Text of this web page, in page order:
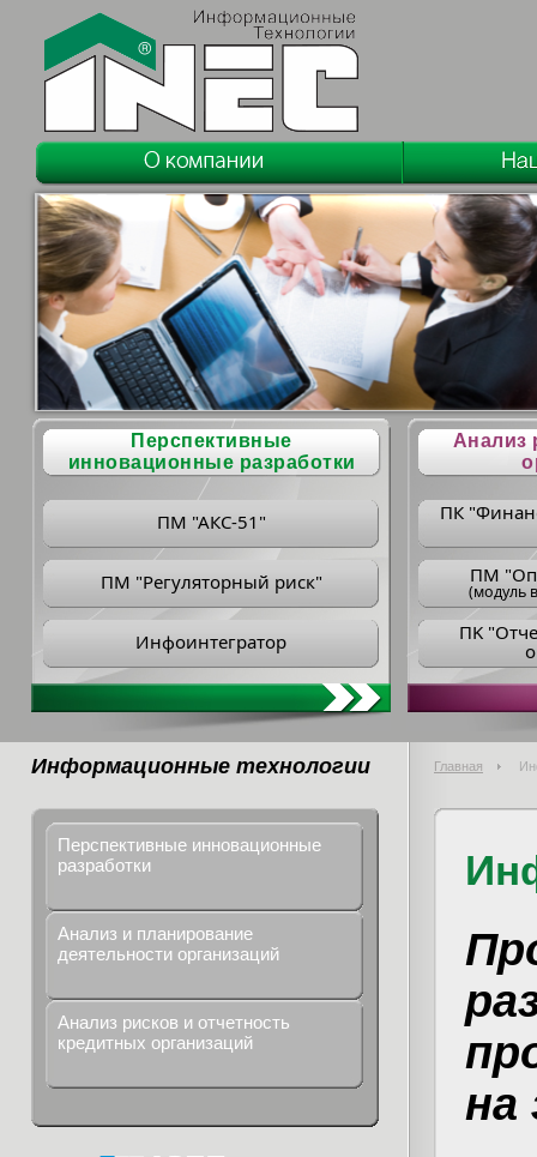
Перспективные
инновационные разработки
ПМ "АКС-51"
ПМ "Регуляторный риск"
Инфоинтегратор
Анализ
ПК
ПM
(модуль
ПK
Информационные технологии Главная
Перспективные инновационные
разработки
Анализ и планирование
деятельности организаций
Анализ рисков и отчетность
кредитных организаций
на